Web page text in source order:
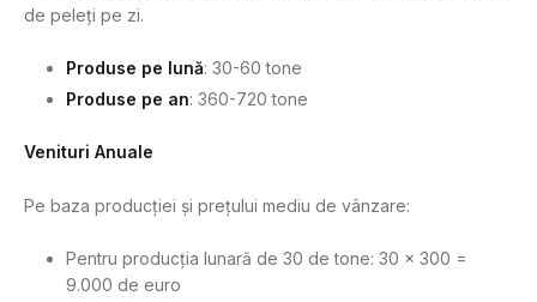
de peleți pe zi.
Produse pe lună: 30-60 tone
Produse pe an: 360-720 tone
Venituri Anuale
Pe baza producției și prețului mediu de vânzare:
Pentru producția lunară de 30 de tone: 30 x 300 =
9.000 de euro